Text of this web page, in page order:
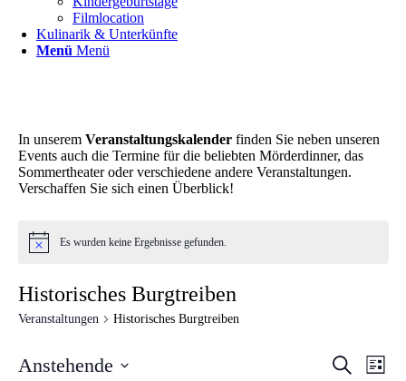
Filmlocation
Kulinarik & Unterkünfte
Menü Menü
In unserem Veranstaltungskalenderfinden Sie neben unseren
Events auch die Termine für die beliebten Mörderdinner, das
Sommertheater oder verschiedene andere Veranstaltungen.
Verschaffen Sie sich einen Überblick!
Es wurden keine Ergebnisse gefunden.
Historisches Burgtreiben
Veranstaltungen Historisches Burgtreiben
Suche
Liste
Anstehende